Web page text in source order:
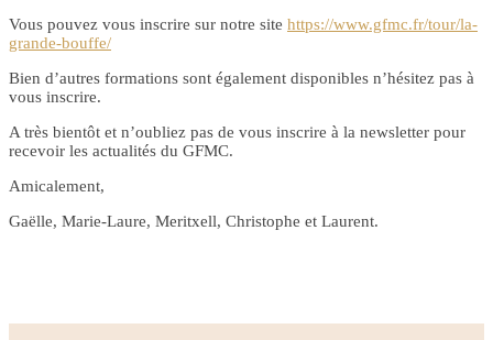
Vous pouvez vous inscrire sur notre site https://www.gfmc.fr/tour/la-
grande-bouffe/
Bien d’autres formations sont également disponibles n’hésitez pas à
vous inscrire.
A très bientôt et n’oubliez pas de vous inscrire à la newsletter pour
recevoir les actualités du GFMC.
Amicalement,
Gaëlle, Marie-Laure, Meritxell, Christophe et Laurent.